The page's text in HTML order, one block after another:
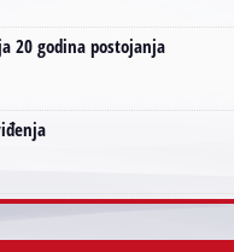
20 godina postojanja